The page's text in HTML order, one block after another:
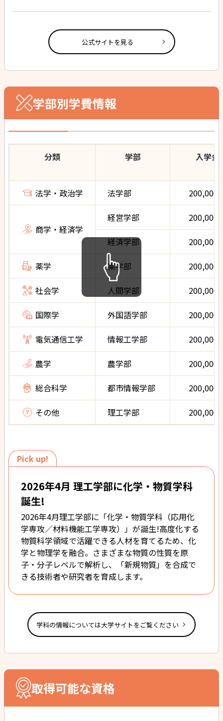
公式サイトを見る
学部別学費情報
分類 学部 入学金
法学・政治学 法学部 200,000
商学・経済学
経営学部 200,000
経済学部 200,000
薬学 薬学部 200,000
社会学 人間学部 200,000
国際学 外国語学部 200,000
電気通信工学 情報工学部 200,000
農学 農学部 200,000
総合科学 都市情報学部 200,000
その他 理工学部 200,000
Pick up!
2026年4月 理工学部に化学・物質学科
誕生!
2026年4月理工学部に「化学・物質学科（応用化
学専攻／材料機能工学専攻）」が誕生!高度化する
物質科学領域で活躍できる人材を育てるため、化
学と物理学を融合。さまざまな物質の性質を原
子・分子レベルで解析し、「新規物質」を合成で
きる技術者や研究者を育成します。
学科の情報については大学サイトをご覧ください
取得可能な資格